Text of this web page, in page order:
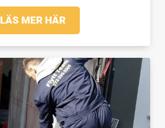
LÄS MER HÄR